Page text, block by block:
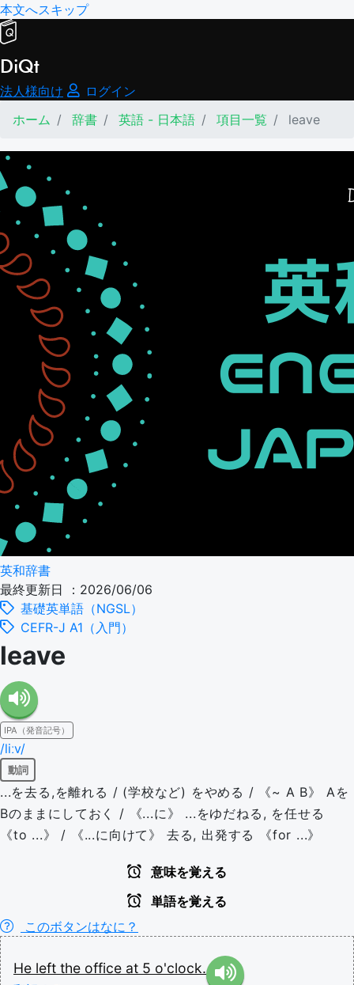
本文へスキップ
DiQt
法人様向け
ログイン
ホーム
辞書 英語 - 日本語 項目一覧 leave
英和辞書
最終更新日 ：2026/06/06
基礎英単語（NGSL）
CEFR-J A1（入門）
leave
IPA（発音記号）
/liːv/
動詞
...を去る,を離れる / (学校など) をやめる / 《~ A B》 Aを
Bのままにしておく / 《...に》 ...をゆだねる, を任せる
《to ...》 / 《...に向けて》 去る, 出発する 《for ...》
意味を覚える
単語を覚える
このボタンはなに？
He left the office at 5 o'clock.